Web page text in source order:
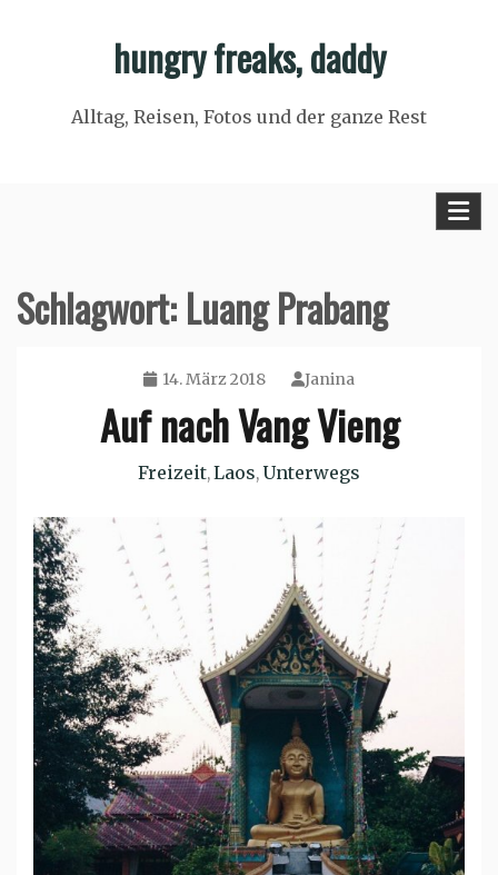
hungry freaks, daddy
Alltag, Reisen, Fotos und der ganze Rest
Schlagwort:Luang Prabang
14. März 2018 Janina
Auf nach Vang Vieng
Freizeit,Laos, Unterwegs